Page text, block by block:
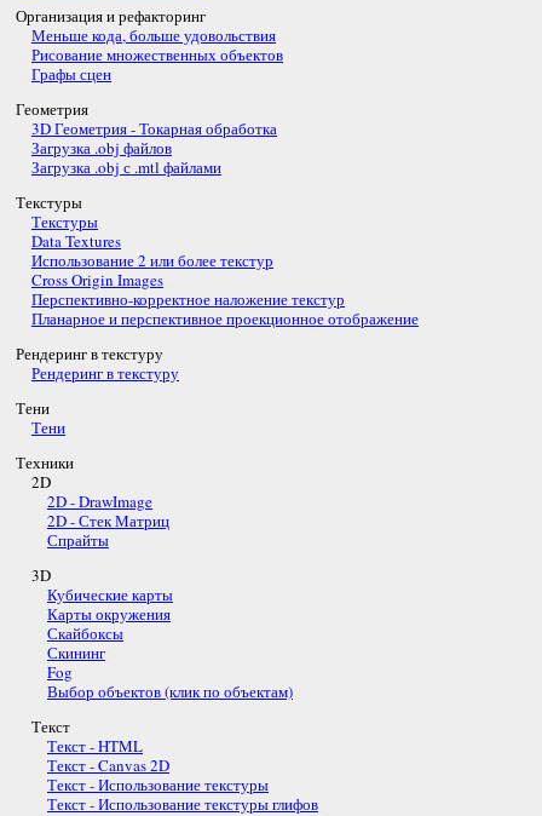
Организация и рефакторинг
Меньше кода, больше удовольствия
Рисование множественных объектов
Графы сцен
Геометрия
3D Геометрия - Токарная обработка
Загрузка .obj файлов
Загрузка .obj с .mtl файлами
Текстуры
Текстуры
Data Textures
Использование 2 или более текстур
Cross Origin Images
Перспективно-корректное наложение текстур
Планарное и перспективное проекционное отображение
Рендеринг в текстуру
Рендеринг в текстуру
Тени
Тени
Техники
2D
2D - DrawImage
2D - Стек Матриц
Спрайты
3D
Кубические карты
Карты окружения
Скайбоксы
Скининг
Fog
Выбор объектов (клик по объектам)
Текст
Текст - HTML
Текст - Canvas 2D
Текст - Использование текстуры
Текст - Использование текстуры глифов